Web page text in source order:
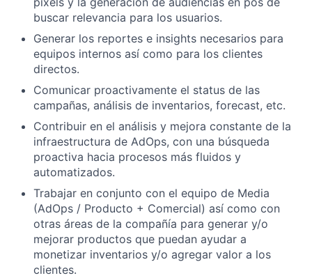
buscar relevancia para los usuarios.
Generar los reportes e insights necesarios para
equipos internos así como para los clientes
directos.
Comunicar proactivamente el status de las
campañas, análisis de inventarios, forecast, etc.
Contribuir en el análisis y mejora constante de la
infraestructura de AdOps, con una búsqueda
proactiva hacia procesos más fluidos y
automatizados.
Trabajar en conjunto con el equipo de Media
(AdOps / Producto + Comercial) así como con
otras áreas de la compañía para generar y/o
mejorar productos que puedan ayudar a
monetizar inventarios y/o agregar valor a los
clientes.